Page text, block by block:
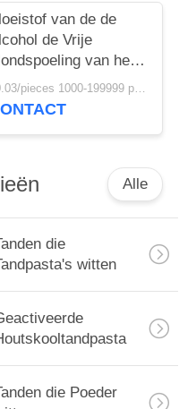
van de de
de Vrije
van het
met
10ml
$0.03/pieces 1000-199999 pieces MOQ:1000 stukken
Alle
die
witten
die Poeder